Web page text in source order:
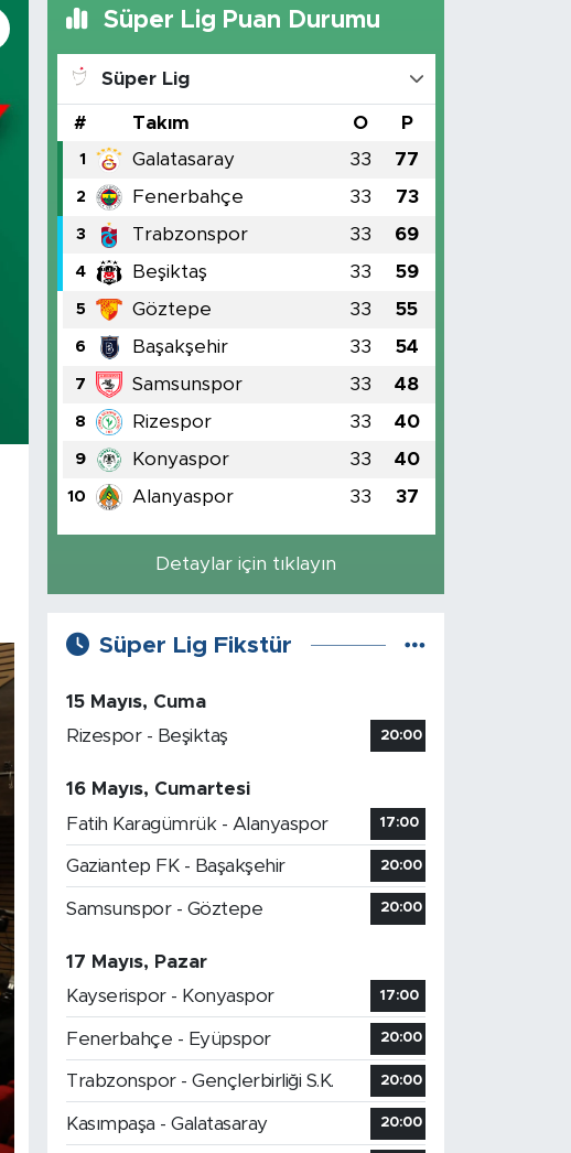
Süper Lig Puan Durumu
Süper Lig
# Takım O P
1 Galatasaray 33 77
2 Fenerbahçe 33 73
3 Trabzonspor 33 69
4 Beşiktaş 33 59
5 Göztepe 33 55
6 Başakşehir 33 54
7 Samsunspor 33 48
8 Rizespor 33 40
9 Konyaspor 33 40
10 Alanyaspor 33 37
Detaylar için tıklayın
Süper Lig Fikstür
15 Mayıs, Cuma
Rizespor - Beşiktaş
20:00
16 Mayıs, Cumartesi
Fatih Karagümrük - Alanyaspor
17:00
Gaziantep FK - Başakşehir 20:00
Samsunspor - Göztepe 20:00
17 Mayıs, Pazar
Kayserispor - Konyaspor
17:00
Fenerbahçe - Eyüpspor 20:00
Trabzonspor - Gençlerbirliği S.K. 20:00
Kasımpaşa - Galatasaray 20:00